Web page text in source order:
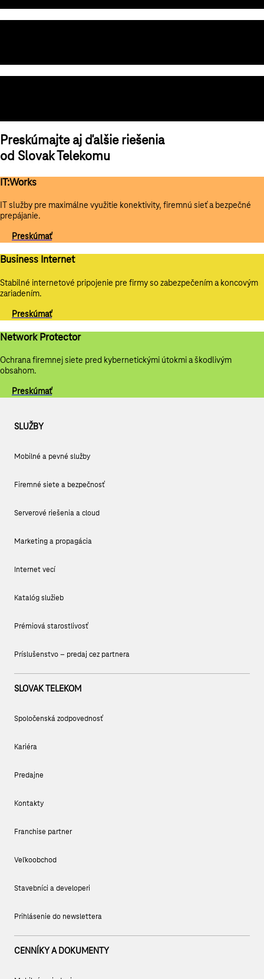
Preskúmajte aj ďalšie riešenia
od Slovak Telekomu
IT:Works
IT služby pre maximálne využitie konektivity, firemnú sieť a bezpečné
prepájanie.
Preskúmať
Business Internet
Stabilné internetové pripojenie pre firmy so zabezpečením a koncovým
zariadením.
Preskúmať
Network Protector
Ochrana firemnej siete pred kybernetickými útokmi a škodlivým
obsahom.
Preskúmať
SLUŽBY
Mobilné a pevné služby
Firemné siete a bezpečnosť
Serverové riešenia a cloud
Marketing a propagácia
Internet vecí
Katalóg služieb
Prémiová starostlivosť
Príslušenstvo – predaj cez partnera
SLOVAK TELEKOM
Spoločenská zodpovednosť
Kariéra
Predajne
Kontakty
Franchise partner
Veľkoobchod
Stavebníci a developeri
Prihlásenie do newslettera
CENNÍKY A DOKUMENTY